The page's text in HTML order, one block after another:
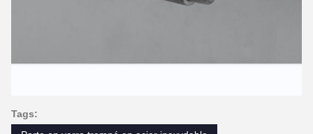
Tags: